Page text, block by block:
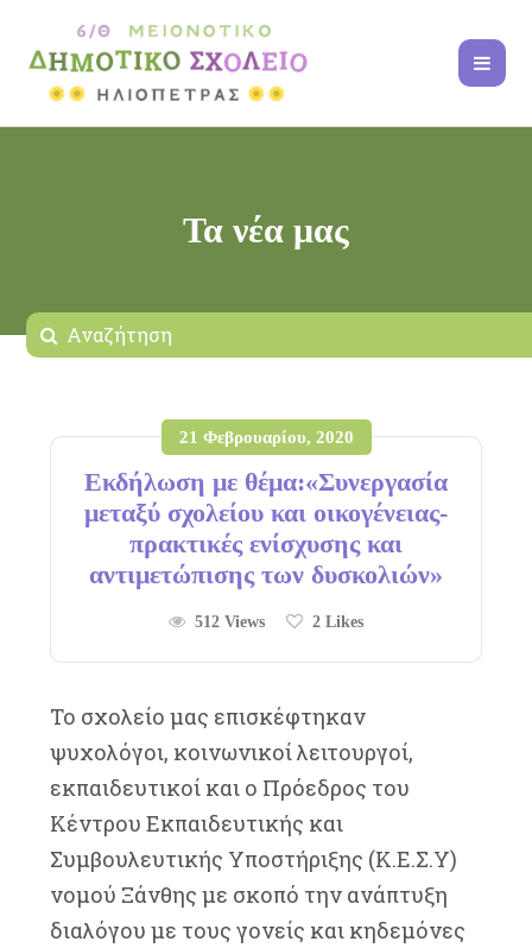
Τα νέα μας
21 Φεβρουαρίου, 2020
Εκδήλωση με θέμα:«Συνεργασία
μεταξύ σχολείου και οικογένειας-
πρακτικές ενίσχυσης και
αντιμετώπισης των δυσκολιών»
512 Views 2 Likes
Το σχολείο μας επισκέφτηκαν
ψυχολόγοι, κοινωνικοί λειτουργοί,
εκπαιδευτικοί και ο Πρόεδρος του
Κέντρου Εκπαιδευτικής και
Συμβουλευτικής Υποστήριξης (Κ.Ε.Σ.Υ)
νομού Ξάνθης με σκοπό την ανάπτυξη
διαλόγου με τους γονείς και κηδεμόνες